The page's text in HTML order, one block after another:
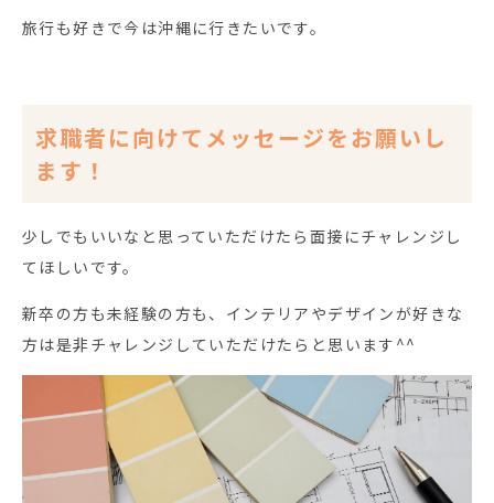
旅行も好きで今は沖縄に行きたいです。
求職者に向けてメッセージをお願いし
ます！
少しでもいいなと思っていただけたら面接にチャレンジし
てほしいです。
新卒の方も未経験の方も、インテリアやデザインが好きな
方は是非チャレンジしていただけたらと思います^^